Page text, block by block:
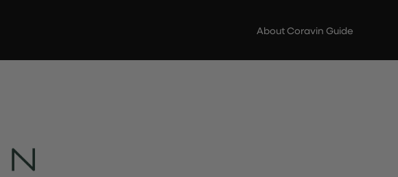
About Coravin Guide